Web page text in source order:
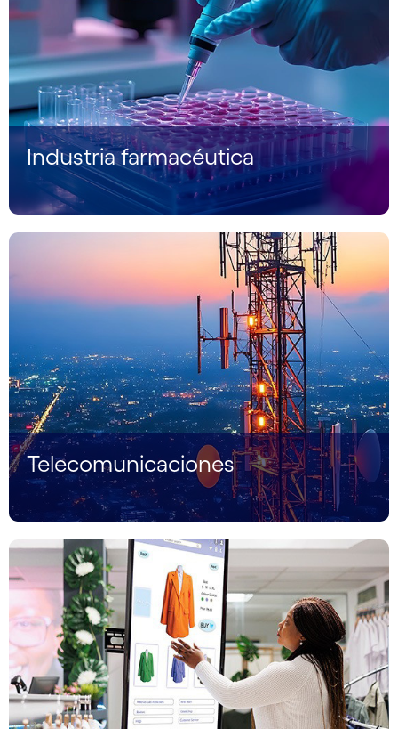
Industria farmacéutica
Telecomunicaciones